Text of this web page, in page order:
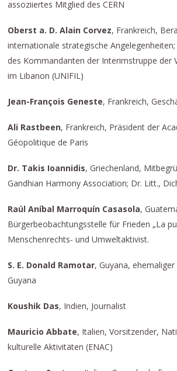
assoziiertes Mitglied des CERN
Oberst a. D. Alain Corvez, Frankreich,
internationale strategische
des Kommandanten der Interimstruppe der
im Libanon (UNIFIL)
Jean-François Geneste, Frankreich,
Ali Rastbeen, Frankreich, Präsident der
Géopolitique de Paris
Dr. Takis Ioannidis, Griechenland,
Gandhian Harmony Association; Dr. Litt.,
Raúl Aníbal Marroquín Casasola,
Bürgerbeobachtungsstelle für Frieden „La
Menschenrechts- und Umweltaktivist.
S. E. Donald Ramotar, Guyana,
Guyana
Koushik Das, Indien, Journalist
Mauricio Abbate, Italien, Vorsitzender,
kulturelle Aktivitäten (ENAC)